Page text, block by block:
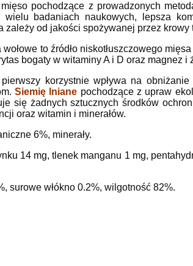
pochodzące z prowadzonych
badaniach naukowych, lepsza
od jakości spożywanej przez krowy
to źródło niskotłuszczowego
bogaty w witaminy A i D oraz magnez i
korzystnie wpływa na
Siemię lniane pochodzące z upraw
się żadnych sztucznych środków
oraz witamin i minerałów.
6%, minerały.
14 mg, tlenek manganu 1 mg,
surowe włókno 0.2%, wilgotność 82%.